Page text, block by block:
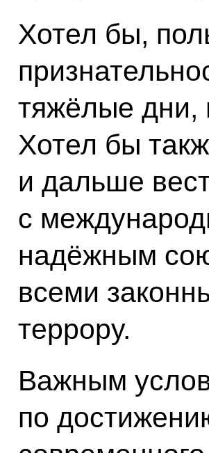
Хотел бы,
тяжёлые
Хотел бы
и дальше
с
надёжным
всеми
террору.
Важным
по